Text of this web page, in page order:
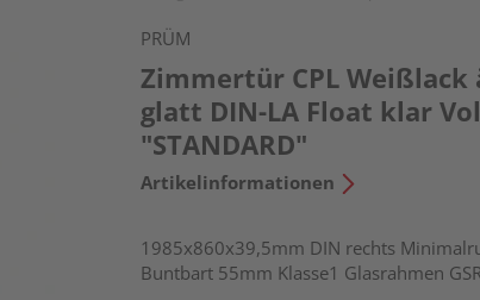
PRÜM
Zimmertür CPL Weißlack
glatt DIN-LA Float klar
"STANDARD"
Artikelinformationen
1985x860x39,5mm DIN rechts
Buntbart 55mm Klasse1 Glasrahmen